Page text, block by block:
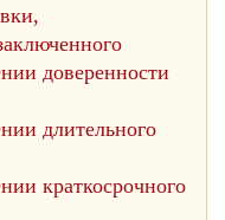
доверенности
длительного
краткосрочного